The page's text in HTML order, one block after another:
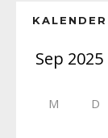
KALENDER
M D